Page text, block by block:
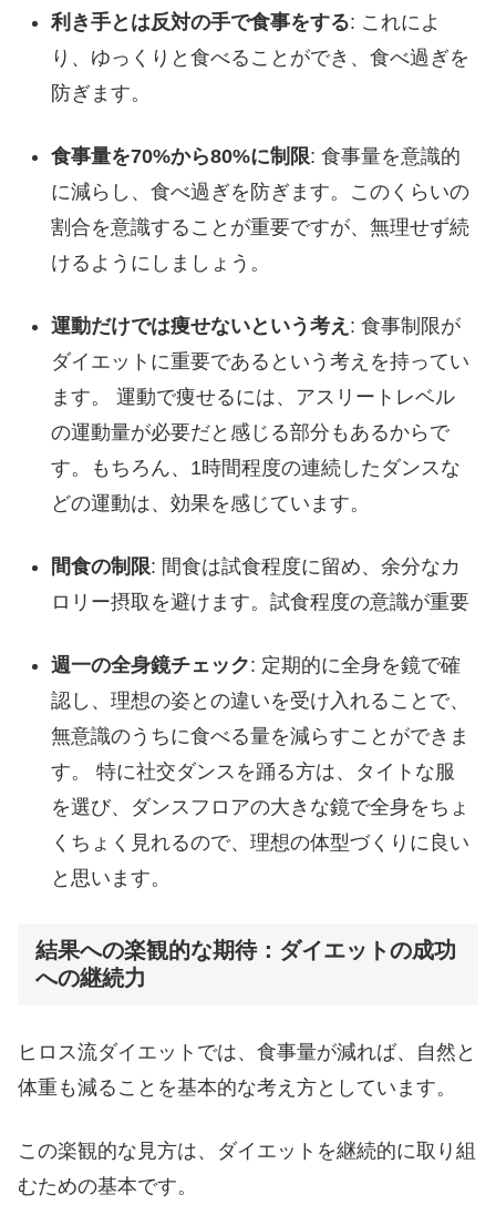
利き手とは反対の手で食事をする: これによ
り、ゆっくりと食べることができ、食べ過ぎを
防ぎます。
食事量を70%から80%に制限: 食事量を意識的
に減らし、食べ過ぎを防ぎます。このくらいの
割合を意識することが重要ですが、無理せず続
けるようにしましょう。
運動だけでは痩せないという考え : 食事制限が
ダイエットに重要であるという考えを持ってい
ます。 運動で痩せるには、アスリートレベル
の運動量が必要だと感じる部分もあるからで
す。もちろん、1時間程度の連続したダンスな
どの運動は、効果を感じています。
間食の制限: 間食は試食程度に留め、余分なカ
ロリー摂取を避けます。試食程度の意識が重要
週一の全身鏡チェック: 定期的に全身を鏡で確
認し、理想の姿との違いを受け入れることで、
無意識のうちに食べる量を減らすことができま
す。 特に社交ダンスを踊る方は、タイトな服
を選び、ダンスフロアの大きな鏡で全身をちょ
くちょく見れるので、理想の体型づくりに良い
と思います。
結果への楽観的な期待：ダイエットの成功
への継続力
ヒロス流ダイエットでは、食事量が減れば、自然と
体重も減ることを基本的な考え方としています。
この楽観的な見方は、ダイエットを継続的に取り組
むための基本です。